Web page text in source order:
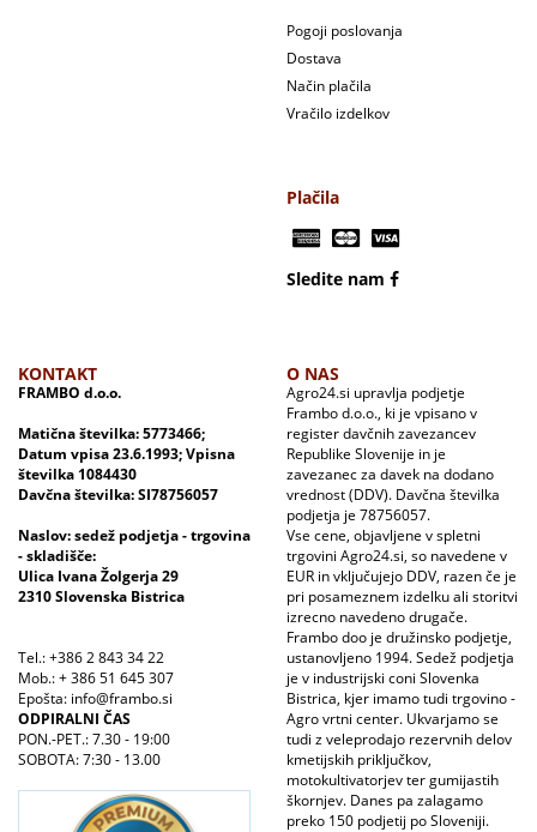
Pogoji poslovanja
Dostava
Način plačila
Vračilo izdelkov
Plačila
Sledite nam
KONTAKT
FRAMBO d.o.o.
Matična številka: 5773466;
Datum vpisa 23.6.1993; Vpisna
številka 1084430
Davčna številka: SI78756057
Naslov: sedež podjetja - trgovina
- skladišče:
Ulica Ivana Žolgerja 29
2310 Slovenska Bistrica
Tel.: +386 2 843 34 22
Mob.: + 386 51 645 307
Epošta: info@frambo.si
ODPIRALNI ČAS
PON.-PET.: 7.30 - 19:00
SOBOTA: 7:30 - 13.00
O NAS
Agro24.si upravlja podjetje
Frambo d.o.o., ki je vpisano v
register davčnih zavezancev
Republike Slovenije in je
zavezanec za davek na dodano
vrednost (DDV). Davčna številka
podjetja je 78756057.
Vse cene, objavljene v spletni
trgovini Agro24.si, so navedene v
EUR in vključujejo DDV, razen če je
pri posameznem izdelku ali storitvi
izrecno navedeno drugače.
Frambo doo je družinsko podjetje,
ustanovljeno 1994. Sedež podjetja
je v industrijski coni Slovenka
Bistrica, kjer imamo tudi trgovino -
Agro vrtni center. Ukvarjamo se
tudi z veleprodajo rezervnih delov
kmetijskih priključkov,
motokultivatorjev ter gumijastih
škornjev. Danes pa zalagamo
preko 150 podjetij po Sloveniji.